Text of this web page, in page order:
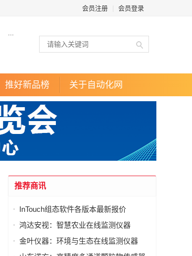
会员注册 会员登录
推好新品榜 关于自动化网
推荐商讯
InTouch组态软件各版本最新报价
鸿达安视：智慧农业在线监测仪器
金叶仪器：环境与生态在线监测仪器